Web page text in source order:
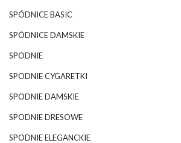
SPÓDNICE BASIC
SPÓDNICE DAMSKIE
SPODNIE
SPODNIE CYGARETKI
SPODNIE DAMSKIE
SPODNIE DRESOWE
SPODNIE ELEGANCKIE